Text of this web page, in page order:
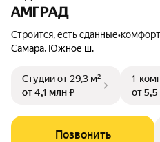
АМГРАД
Строится, есть сданные•комфорт
Самара, Южное ш.
Студииот 29,3 м²
от 4,1 млн ₽
1-
от
Позвонить